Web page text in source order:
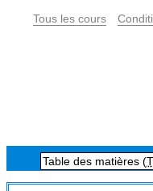
Tous les cours
Table des matières (